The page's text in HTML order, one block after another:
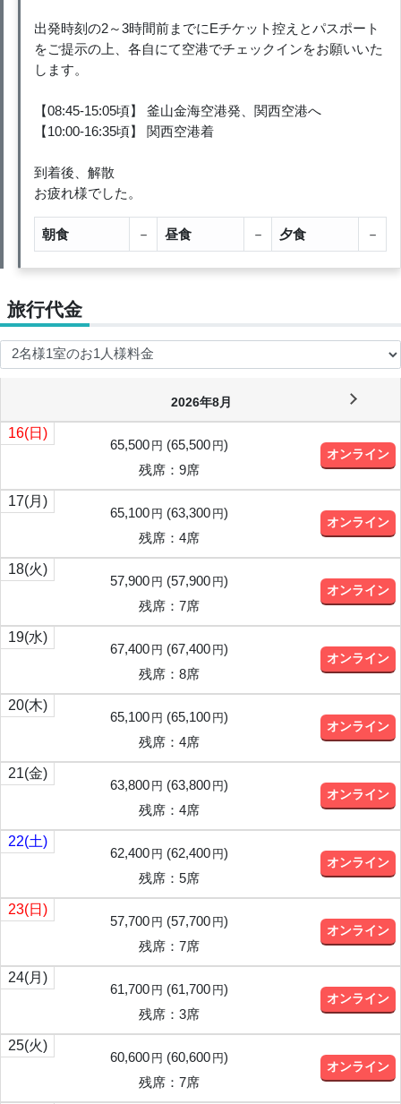
出発時刻の2～3時間前までにEチケット控えとパスポート
をご提示の上、各自にて空港でチェックインをお願いいた
します。
【08:45-15:05頃】 釜山金海空港発、関西空港へ
【10:00-16:35頃】 関西空港着
到着後、解散
お疲れ様でした。
朝食 － 昼食 － 夕食 －
旅行代金
2026年8月
16(日)
65,500 円 (65,500 円)
残席：9席
オンライン
17(月)
65,100 円 (63,300 円)
残席：4席
オンライン
18(火)
57,900 円 (57,900 円)
残席：7席
オンライン
19(水)
67,400 円 (67,400 円)
残席：8席
オンライン
20(木)
65,100 円 (65,100 円)
残席：4席
オンライン
21(金)
63,800 円 (63,800 円)
残席：4席
オンライン
22(土)
62,400 円 (62,400 円)
残席：5席
オンライン
23(日)
57,700 円 (57,700 円)
残席：7席
オンライン
24(月)
61,700 円 (61,700 円)
残席：3席
オンライン
25(火)
60,600 円 (60,600 円)
残席：7席
オンライン